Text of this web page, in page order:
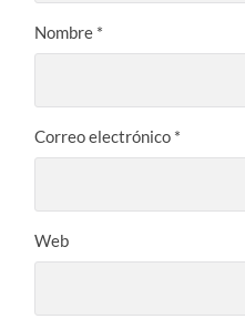
Nombre *
Correo electrónico *
Web